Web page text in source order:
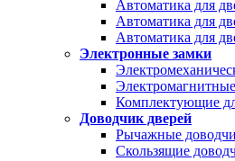
Автоматика для
Автоматика для
Автоматика для
Электронные замки
Комплектующие
Доводчик дверей
Рычажные
Скользящие